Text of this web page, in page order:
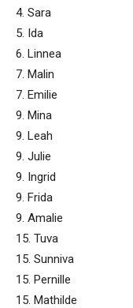
4. Sara
5. Ida
6. Linnea
7. Malin
7. Emilie
9. Mina
9. Leah
9. Julie
9. Ingrid
9. Frida
9. Amalie
15. Tuva
15. Sunniva
15. Pernille
15. Mathilde